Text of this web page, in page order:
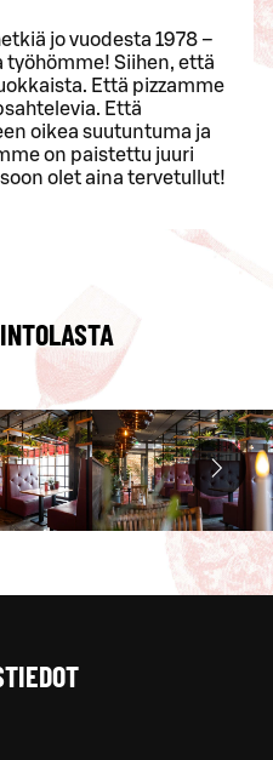
jo vuodesta 1978 –
Siihen, että
Että pizzamme
Että
oikea suutuntuma ja
on paistettu juuri
olet aina tervetullut!